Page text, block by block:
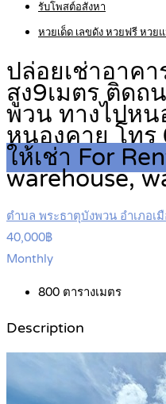
รับโพสต์อสังหา
หวยเด็ด เลขดัง หวยฟรี หวย
ปล่อยเช่าอาค
สูง9เมตร ติดถ
พวน ทางไปหน
หนองคาย โท
ให้เช่า For
warehouse,
ตำบล พระธาตุบังพวน อำเภอเ
40,000฿
Monthly
800 ตารางเมตร
Description